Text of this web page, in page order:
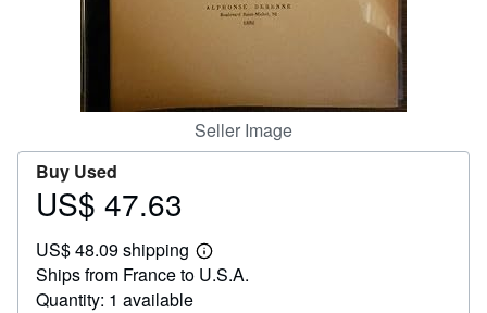
Seller Image
Buy Used
Price
47.63
US$ 47.63
US$ 48.09 shipping
Learn
more
Ships from France to U.S.A.
Quantity: 1 available